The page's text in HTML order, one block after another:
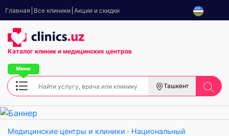
Главная Все клиники Акции и скидки
Каталог клиник и медицинских центров
Ташкент
Медицинские центры и клиники
Национальный